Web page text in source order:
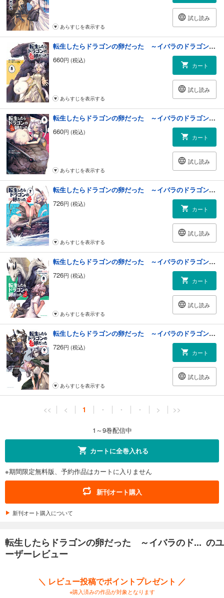
試し読み
あらすじを表示する
転生したらドラゴンの卵だった ～イバラのドラゴンロード～５
660円 (税込)
カート
試し読み
あらすじを表示する
転生したらドラゴンの卵だった ～イバラのドラゴンロード～６
660円 (税込)
カート
試し読み
あらすじを表示する
転生したらドラゴンの卵だった ～イバラのドラゴンロード～７
726円 (税込)
カート
試し読み
あらすじを表示する
転生したらドラゴンの卵だった ～イバラのドラゴンロード～８
726円 (税込)
カート
試し読み
あらすじを表示する
転生したらドラゴンの卵だった ～イバラのドラゴンロード～９
726円 (税込)
カート
試し読み
あらすじを表示する
<< < 1 ・ ・ ・ > >>
1～9巻配信中
カートに全巻入れる
※期間限定無料版、予約作品はカートに入りません
新刊オート購入
新刊オート購入について
転生したらドラゴンの卵だった ～イバラのド... のユ
ーザーレビュー
＼ レビュー投稿でポイントプレゼント ／
※購入済みの作品が対象となります